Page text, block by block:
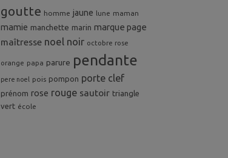
goutte homme jaune lune maman
mamie manchette marin marque page
maîtresse noel noir octobre rose
orange papa parure pendante
pere noel pois pompon porte clef
prénom rose rouge sautoir triangle
vert école